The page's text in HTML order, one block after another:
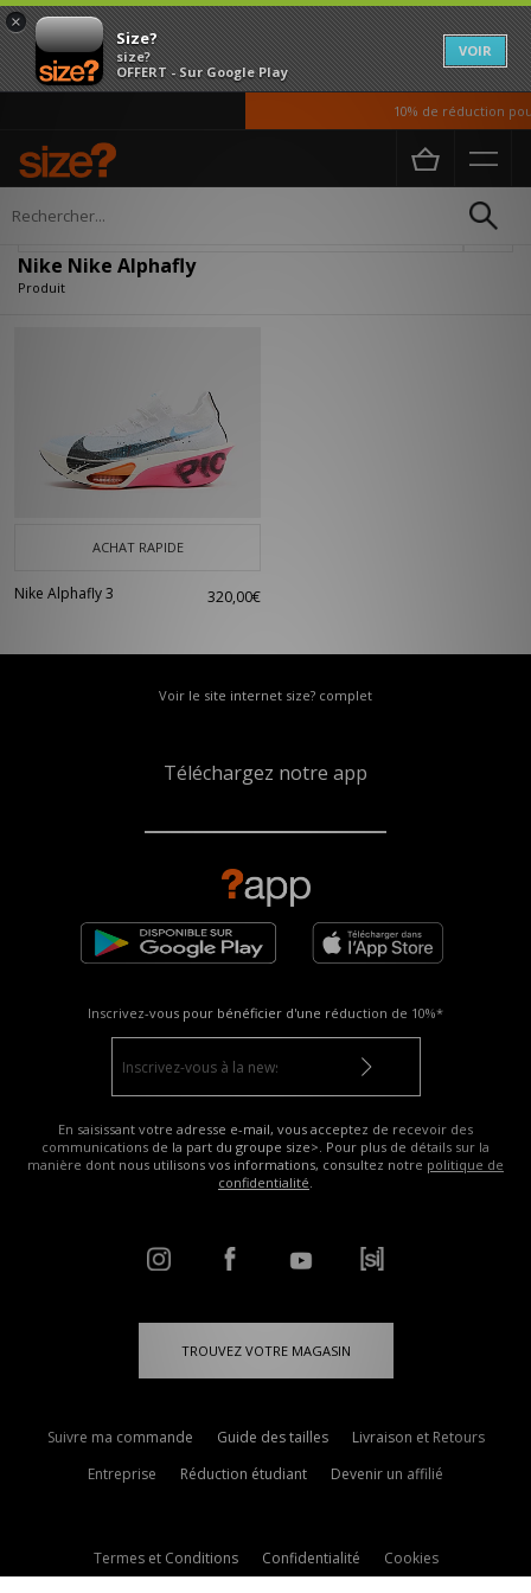
×
Size?
size?
OFFERT - Sur Google Play
VOIR
10% de réduction
Accueil Nike Nike Alphafly
Nike Nike Alphafly
Produit
ACHAT RAPIDE
Nike Alphafly 3 320,00€
Voir le site internet size? complet
Téléchargez notre app
Inscrivez-vous pour bénéficier d'une réduction de 10%*
En saisissant votre adresse e-mail, vous acceptez de recevoir des
communications de la part du groupe size>. Pour plus de détails sur la
manière dont nous utilisons vos informations, consultez notre politique de
confidentialité.
TROUVEZ VOTRE MAGASIN
Suivre ma commande Guide des tailles
Livraison et Retours
Entreprise
Réduction étudiant Devenir un affilié
Termes et Conditions Confidentialité
Cookies